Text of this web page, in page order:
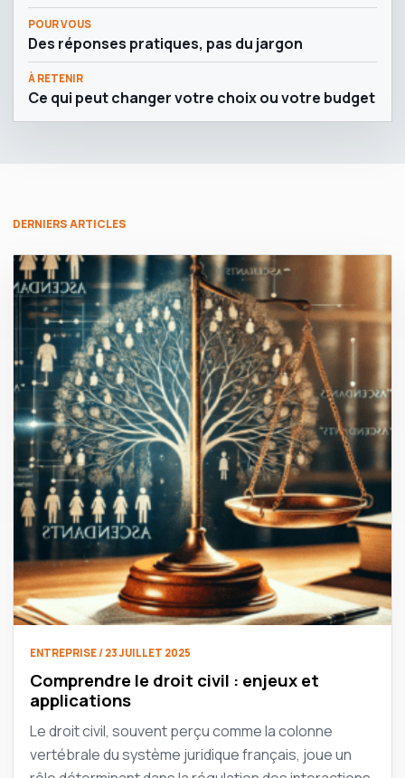
POUR VOUS
Des réponses pratiques, pas du jargon
À RETENIR
Ce qui peut changer votre choix ou votre budget
DERNIERS ARTICLES
ENTREPRISE / 23 JUILLET 2025
Comprendre le droit civil : enjeux et
applications
Le droit civil, souvent perçu comme la colonne
vertébrale du système juridique français, joue un